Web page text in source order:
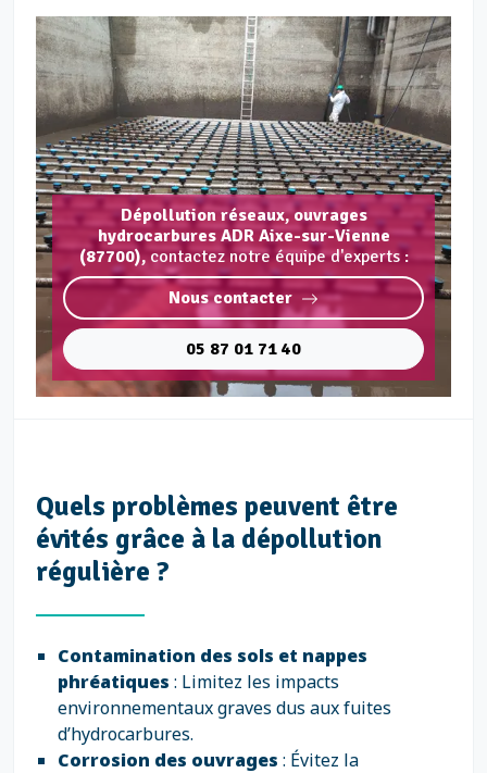
Dépollution réseaux, ouvrages
hydrocarbures ADR Aixe-sur-Vienne
(87700), contactez notre équipe d'experts :
Nous contacter
05 87 01 71 40
Quels problèmes peuvent être
évités grâce à la dépollution
régulière ?
Contamination des sols et nappes
phréatiques : Limitez les impacts
environnementaux graves dus aux fuites
d’hydrocarbures.
Corrosion des ouvrages : Évitez la